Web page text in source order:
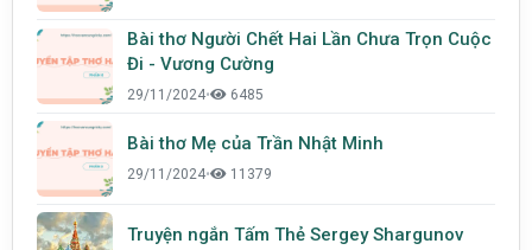
Bài thơ Người Chết Hai Lần Chưa Trọn Cuộc
Đi - Vương Cường
29/11/2024• 6485
Bài thơ Mẹ của Trần Nhật Minh
29/11/2024• 11379
Truyện ngắn Tấm Thẻ Sergey Shargunov